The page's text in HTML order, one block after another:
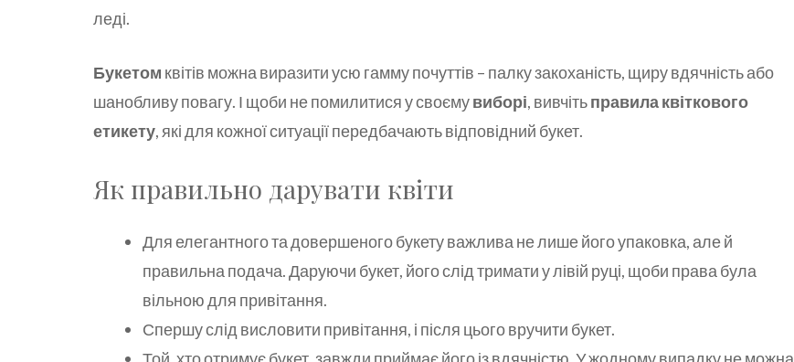
леді.
Букетом квітів можна виразити усю гамму почуттів – палку закоханість, щиру вдячність або
шанобливу повагу. І щоби не помилитися у своємувиборі, вивчітьправила квіткового
етикету, які для кожної ситуації передбачають відповідний букет.
Як правильно дарувати квіти
Для елегантного та довершеного букету важлива не лише його упаковка, але й
правильна подача. Даруючи букет, його слід тримати у лівій руці, щоби права була
вільною для привітання.
Спершу слід висловити привітання, і після цього вручити букет.